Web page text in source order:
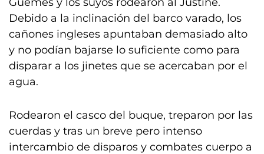
Debido a la inclinación del barco varado, los
cañones ingleses apuntaban demasiado alto
y no podían bajarse lo suficiente como para
disparar a los jinetes que se acercaban por el
agua.
Rodearon el casco del buque, treparon por las
cuerdas y tras un breve pero intenso
intercambio de disparos y combates cuerpo a